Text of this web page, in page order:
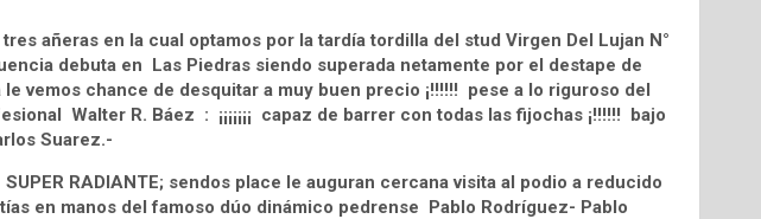
añeras en la cual optamos por la tardía tordilla del stud Virgen Del Lujan N°
debuta en Las Piedras siendo superada netamente por el destape de
le vemos chance de desquitar a muy buen precio ¡!!!!!! pese a lo riguroso del
Walter R. Báez : ¡¡¡¡¡¡¡ capaz de barrer con todas las fijochas ¡!!!!!! bajo
Suarez.-
RADIANTE; sendos place le auguran cercana visita al podio a reducido
en manos del famoso dúo dinámico pedrense Pablo Rodríguez- Pablo